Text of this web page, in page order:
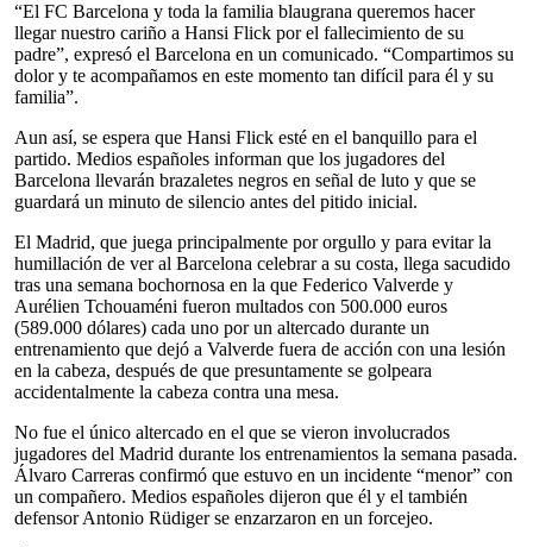
“El FC Barcelona y toda la familia blaugrana queremos hacer
llegar nuestro cariño a Hansi Flick por el fallecimiento de su
padre”, expresó el Barcelona en un comunicado. “Compartimos su
dolor y te acompañamos en este momento tan difícil para él y su
familia”.
Aun así, se espera que Hansi Flick esté en el banquillo para el
partido. Medios españoles informan que los jugadores del
Barcelona llevarán brazaletes negros en señal de luto y que se
guardará un minuto de silencio antes del pitido inicial.
El Madrid, que juega principalmente por orgullo y para evitar la
humillación de ver al Barcelona celebrar a su costa, llega sacudido
tras una semana bochornosa en la que Federico Valverde y
Aurélien Tchouaméni fueron multados con 500.000 euros
(589.000 dólares) cada uno por un altercado durante un
entrenamiento que dejó a Valverde fuera de acción con una lesión
en la cabeza, después de que presuntamente se golpeara
accidentalmente la cabeza contra una mesa.
No fue el único altercado en el que se vieron involucrados
jugadores del Madrid durante los entrenamientos la semana pasada.
Álvaro Carreras confirmó que estuvo en un incidente “menor” con
un compañero. Medios españoles dijeron que él y el también
defensor Antonio Rüdiger se enzarzaron en un forcejeo.